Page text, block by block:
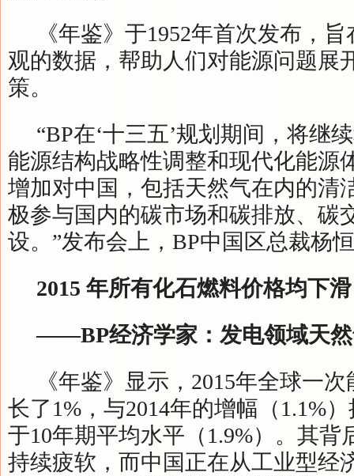
《年鉴》于1952年首次发布，
观的数据，帮助人们对能源问题展
策。
“BP在‘十三五’规划期间，将继
能源结构战略性调整和现代化能源
增加对中国，包括天然气在内的清
极参与国内的碳市场和碳排放、碳
设。”发布会上，BP中国区总裁杨
2015 年所有化石燃料价格均下滑
——BP经济学家：发电领域天
《年鉴》显示，2015年全球一
长了1%，与2014年的增幅（1.1%
于10年期平均水平（1.9%）。其背
持续疲软，而中国正在从工业型经